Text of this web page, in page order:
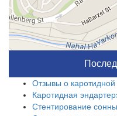
Отзывы о каротидной
Каротидная
Стентирование